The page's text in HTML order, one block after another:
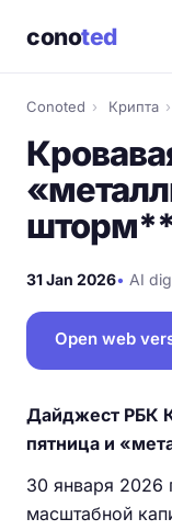
conoted
Conoted › Крипта ›
31 Jan 2026• AI
Open web
Дайджест РБК
пятница и
30 января 2026
масштабной